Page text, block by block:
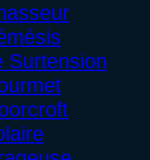
Surtension